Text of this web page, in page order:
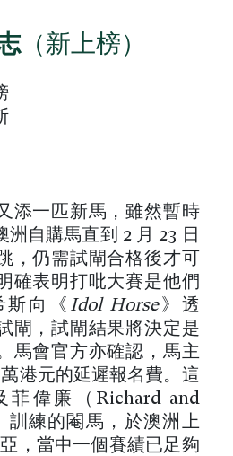
（新上榜）
添一匹新馬，雖然暫時
自購馬直到 2 月 23 日
，仍需試閘合格後才可
確表明打吡大賽是他們
斯向《 Idol Horse》透
閘，試閘結果將決定是
馬會官方亦確認，馬主
港元的延遲報名費。這
菲偉廉（Richard and
訓練的閹馬，於澳洲上
亞，當中一個賽績已足夠